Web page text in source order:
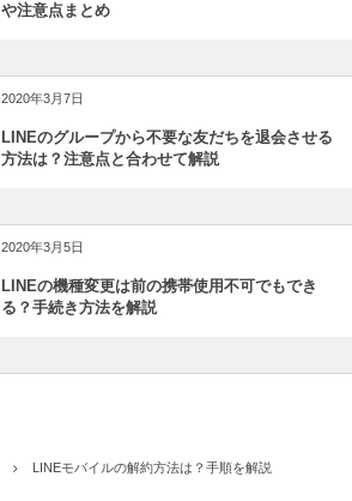
や注意点まとめ
2020年3月7日
LINEのグループから不要な友だちを退会させる
方法は？注意点と合わせて解説
2020年3月5日
LINEの機種変更は前の携帯使用不可でもでき
る？手続き方法を解説
LINEモバイルの解約方法は？手順を解説